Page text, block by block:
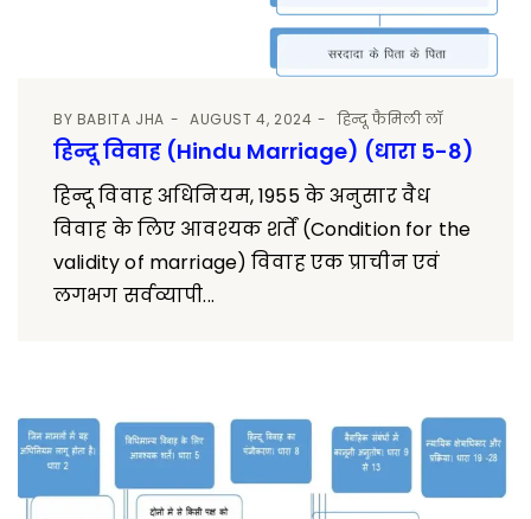
BY BABITA JHA AUGUST 4, 2024 हिन्दू फैमिली लॉ
हिन्दू विवाह (Hindu Marriage) (धारा 5-8)
हिन्दू विवाह अधिनियम, 1955 के अनुसार वैध
विवाह के लिए आवश्यक शर्तें (Condition for the
validity of marriage) विवाह एक प्राचीन एवं
लगभग सर्वव्यापी...